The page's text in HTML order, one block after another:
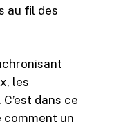
au fil des
les
dans ce
comment un